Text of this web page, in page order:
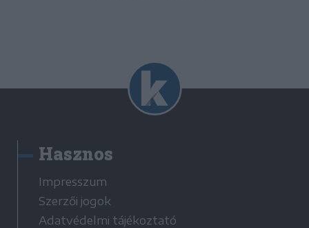
Hasznos
Impresszum
Szerzői jogok
Adatvédelmi tájékoztató